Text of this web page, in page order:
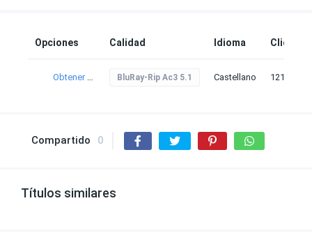
Opciones Calidad Idioma Clicks
Obtener torrent BluRay-Rip Ac3 5.1 Castellano 121
Compartido 0
Títulos similares